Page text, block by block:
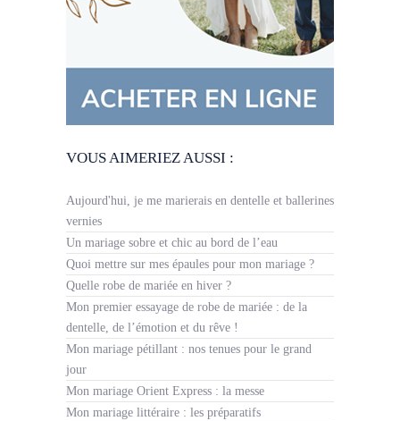
VOUS AIMERIEZ AUSSI :
Aujourd'hui, je me marierais en dentelle et ballerines
vernies
Un mariage sobre et chic au bord de l’eau
Quoi mettre sur mes épaules pour mon mariage ?
Quelle robe de mariée en hiver ?
Mon premier essayage de robe de mariée : de la
dentelle, de l’émotion et du rêve !
Mon mariage pétillant : nos tenues pour le grand
jour
Mon mariage Orient Express : la messe
Mon mariage littéraire : les préparatifs